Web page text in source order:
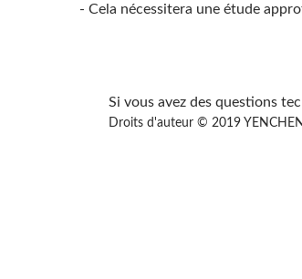
- Cela nécessitera une étude
Si vous avez des questions
Droits d'auteur © 2019